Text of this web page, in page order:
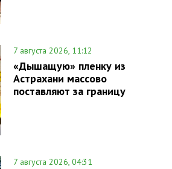
7 августа 2026, 11:12
«Дышащую» пленку из
Астрахани массово
поставляют за границу
7 августа 2026, 04:31